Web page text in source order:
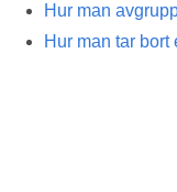
Hur man
Hur man tar bort